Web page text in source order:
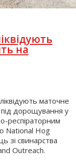
на
маточне
дорощування у
респіраторним
National Hog
зі свинарства
Outreach.